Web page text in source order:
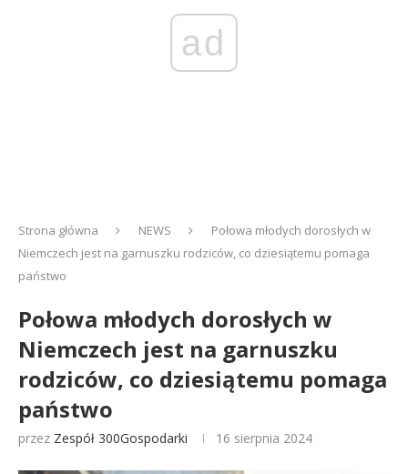
ad
Strona główna NEWS
Połowa młodych dorosłych w
Niemczech jest na garnuszku rodziców, co dziesiątemu pomaga
państwo
Połowa młodych dorosłych w
Niemczech jest na garnuszku
rodziców, co dziesiątemu pomaga
państwo
przez Zespół 300Gospodarki 16 sierpnia 2024